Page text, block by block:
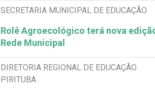
SECRETARIA MUNICIPAL DE EDUCAÇÃO
Rolê Agroecológico terá nova
Rede Municipal
DIRETORIA REGIONAL DE EDUCAÇÃO
PIRITUBA